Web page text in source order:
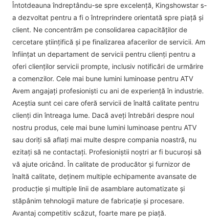
Întotdeauna îndreptându-se spre excelență, Kingshowstar s-
a dezvoltat pentru a fi o întreprindere orientată spre piață și
client. Ne concentrăm pe consolidarea capacităților de
cercetare științifică și pe finalizarea afacerilor de servicii. Am
înființat un departament de servicii pentru clienți pentru a
oferi clienților servicii prompte, inclusiv notificări de urmărire
a comenzilor. Cele mai bune lumini luminoase pentru ATV
Avem angajați profesioniști cu ani de experiență în industrie.
Aceștia sunt cei care oferă servicii de înaltă calitate pentru
clienți din întreaga lume. Dacă aveți întrebări despre noul
nostru produs, cele mai bune lumini luminoase pentru ATV
sau doriți să aflați mai multe despre compania noastră, nu
ezitați să ne contactați. Profesioniștii noștri ar fi bucuroși să
vă ajute oricând. În calitate de producător și furnizor de
înaltă calitate, deținem multiple echipamente avansate de
producție și multiple linii de asamblare automatizate și
stăpânim tehnologii mature de fabricație și procesare.
Avantaj competitiv scăzut, foarte mare pe piață.